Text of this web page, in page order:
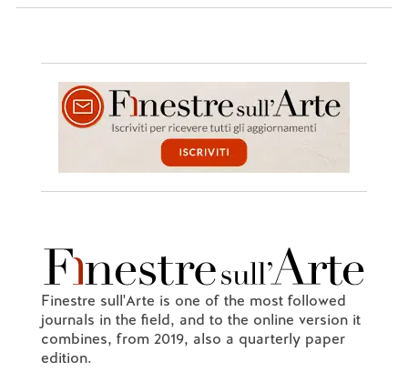
Finestre sull'Arte is one of the most followed
journals in the field, and to the online version it
combines, from 2019, also a quarterly paper
edition.